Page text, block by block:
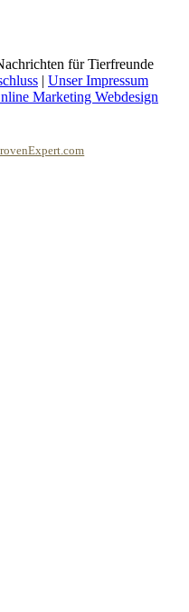
für Tierfreunde
| Unser Impressum
Marketing Webdesign